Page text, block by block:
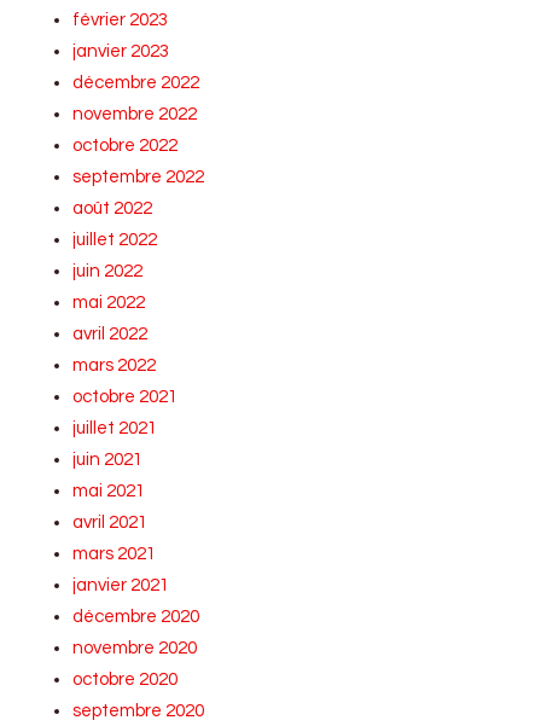
février 2023
janvier 2023
décembre 2022
novembre 2022
octobre 2022
septembre 2022
août 2022
juillet 2022
juin 2022
mai 2022
avril 2022
mars 2022
octobre 2021
juillet 2021
juin 2021
mai 2021
avril 2021
mars 2021
janvier 2021
décembre 2020
novembre 2020
octobre 2020
septembre 2020